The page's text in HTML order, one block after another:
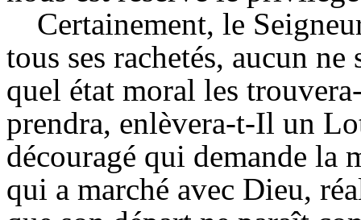
Certainement, le
tous ses rachetés, aucun
quel état moral les
prendra, enlèvera-t-Il un
découragé qui demande la
qui a marché avec Dieu,